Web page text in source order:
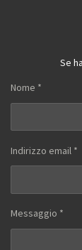
Se
Nome *
Indirizzo email *
Messaggio *